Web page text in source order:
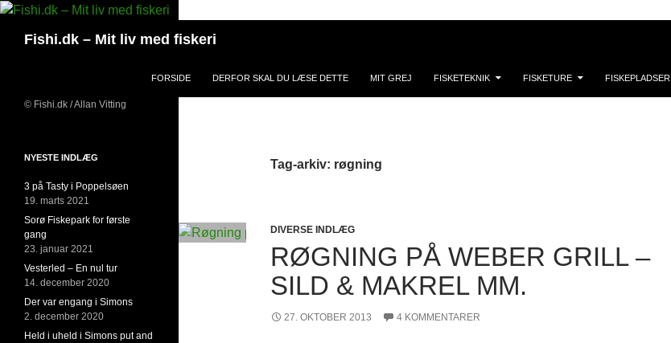
Hop
indholdFishi.dk – Mit liv med fiskeri
FORSIDE DERFOR SKAL DU LÆSE DETTE MIT GREJ FISKETEKNIK FISKETURE FISKEPLADSER
Tag-arkiv: røgning
DIVERSE INDLÆG
RØGNING PÅ WEBER GRILL –
SILD & MAKREL MM.
27. OKTOBER 2013 4 KOMMENTARER
© Fishi.dk / Allan Vitting
NYESTE INDLÆG
3 på Tasty i Poppelsøen
19. marts 2021
Sorø Fiskepark for første
gang
23. januar 2021
Vesterled – En nul tur
14. december 2020
Der var engang i Simons
2. december 2020
Held i uheld i Simons put and